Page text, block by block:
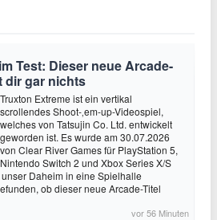
Test: Dieser neue Arcade-
dir gar nichts
Truxton Extreme ist ein vertikal
scrollendes Shoot-‚em-up-Videospiel,
welches von Tatsujin Co. Ltd. entwickelt
geworden ist. Es wurde am 30.07.2026
von Clear River Games für PlayStation 5,
Nintendo Switch 2 und Xbox Series X/S
Daheim in eine Spielhalle
ob dieser neue Arcade-Titel
vor 56 Minuten